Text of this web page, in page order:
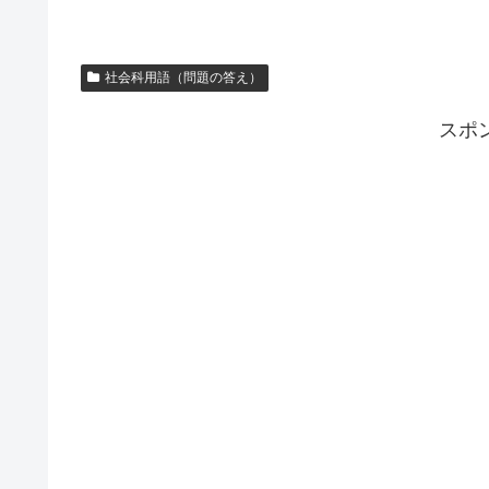
社会科用語（問題の答え）
スポ